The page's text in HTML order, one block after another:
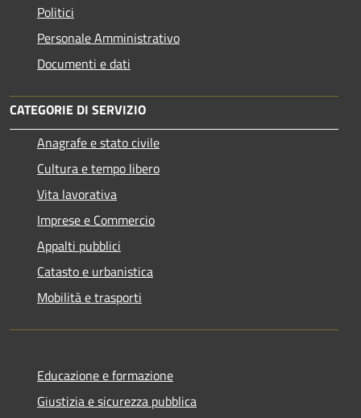
Politici
Personale Amministrativo
Documenti e dati
CATEGORIE DI SERVIZIO
Anagrafe e stato civile
Cultura e tempo libero
Vita lavorativa
Imprese e Commercio
Appalti pubblici
Catasto e urbanistica
Mobilità e trasporti
Educazione e formazione
Giustizia e sicurezza pubblica